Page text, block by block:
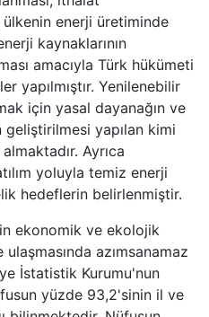
ülkenin enerji üretiminde
kaynaklarının
amacıyla Türk hükümeti
yapılmıştır. Yenilenebilir
için yasal dayanağın ve
geliştirilmesi yapılan kimi
Ayrıca
yoluyla temiz enerji
hedeflerin belirlenmiştir.
ekonomik ve ekolojik
azımsanamaz
İstatistik Kurumu'nun
yüzde 93,2'sinin il ve